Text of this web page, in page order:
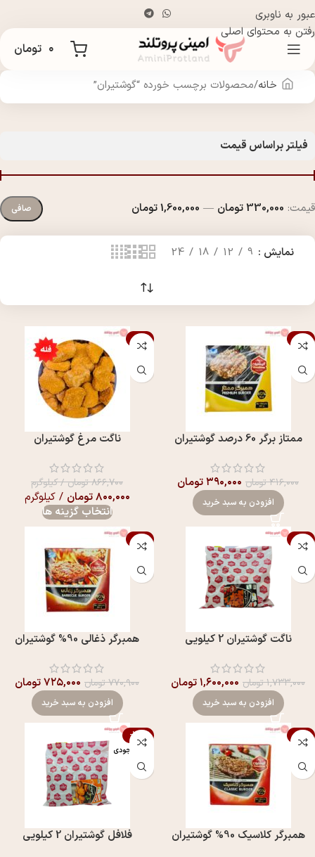
عبور به ناوبری
رفتن به محتوای اصلی
۰ تومان
خانه محصولات برچسب خورده “گوشتیران”
فیلتر براساس قیمت
صافی قيمت: 330,000 تومان — 1,600,000 تومان
نمایش 9
12
18
24
-6%
ممتاز برگر 60 درصد گوشتیران
۴۱۶,۰۰۰تومان ۳۹۰,۰۰۰تومان
افزودن به سبد خرید
-8%
ناگت مرغ گوشتیران
۸۶۶,۷۰۰تومان/ کیلوگرم
۸۰۰,۰۰۰تومان / کیلوگرم
انتخاب گزینه ها
-8%
ناگت گوشتیران 2 کیلویی
۱,۷۳۳,۰۰۰تومان ۱,۶۰۰,۰۰۰تومان
افزودن به سبد خرید
-6%
همبرگر ذغالی 90% گوشتیران
۷۷۰,۹۰۰تومان ۷۲۵,۰۰۰تومان
افزودن به سبد خرید
-9%
همبرگر کلاسیک 90% گوشتیران
-29%
اتمام موجودی
فلافل گوشتیران 2 کیلویی